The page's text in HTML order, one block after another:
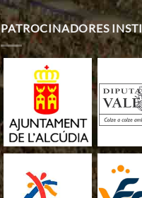
PATROCINADORES